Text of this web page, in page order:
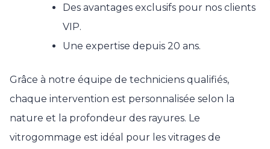
Des avantages exclusifs pour nos clients
VIP.
Une expertise depuis 20 ans.
Grâce à notre équipe de techniciens qualifiés,
chaque intervention est personnalisée selon la
nature et la profondeur des rayures. Le
vitrogommage est idéal pour les vitrages de